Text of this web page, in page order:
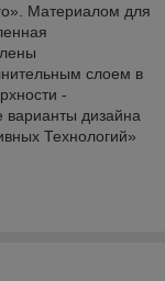
Материалом для
слоем в
-
варианты дизайна
Технологий»